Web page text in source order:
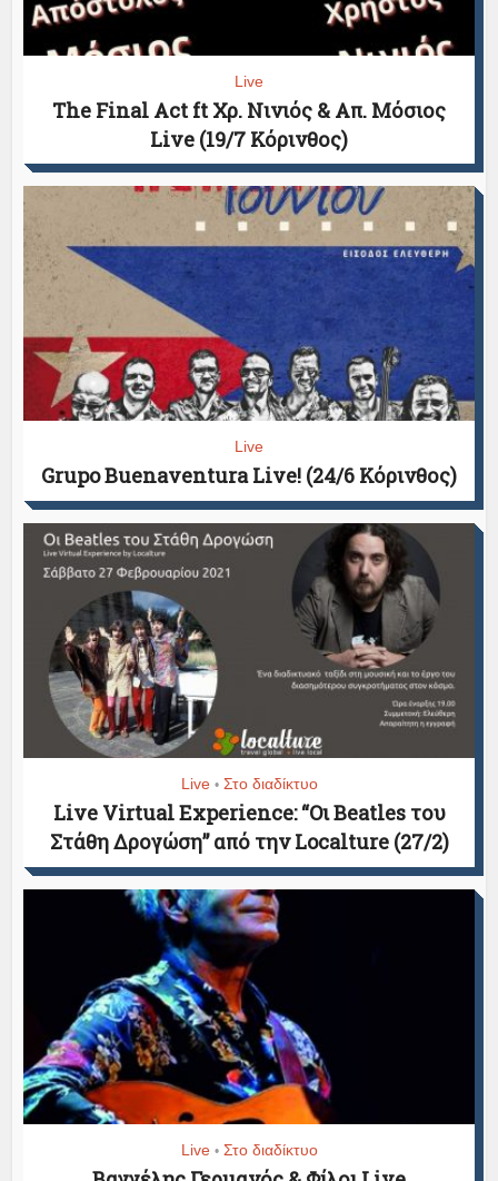
Live
The Final Act ft Χρ. Νινιός & Απ. Μόσιος
Live (19/7 Κόρινθος)
Live
Grupo Buenaventura Live! (24/6 Κόρινθος)
Live • Στο διαδίκτυο
Live Virtual Experience: “Οι Beatles του
Στάθη Δρογώση” από την Localture (27/2)
Live • Στο διαδίκτυο